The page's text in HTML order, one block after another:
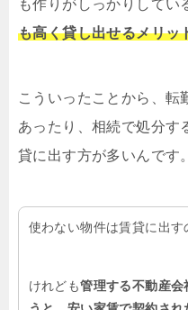
も作りがしっかりしてい
も高く貸し出せるメリッ
こういったことから、転
あったり、相続で処分す
貸に出す方が多いんです。
使わない物件は賃貸に出す
けれども管理する不動産会